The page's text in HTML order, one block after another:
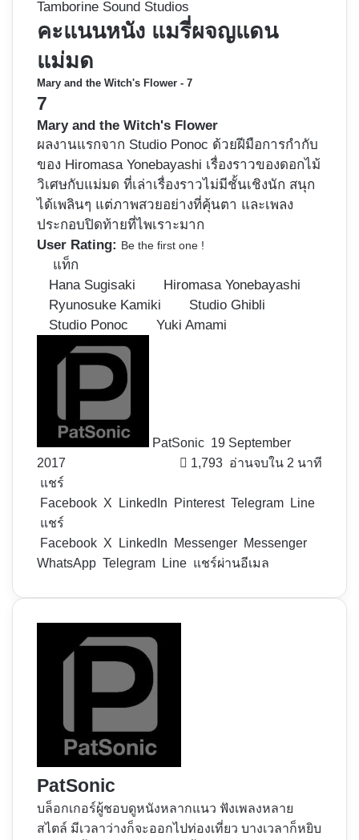
Tamborine Sound Studios
คะแนนหนัง แมรี่ผจญแดน
แม่มด
Mary and the Witch's Flower - 7
7
Mary and the Witch's Flower
ผลงานแรกจาก Studio Ponoc ด้วยฝีมือการกำกับ
ของ Hiromasa Yonebayashi เรื่องราวของดอกไม้
วิเศษกับแม่มด ที่เล่าเรื่องราวไม่มีชั้นเชิงนัก สนุก
ได้เพลินๆ แต่ภาพสวยอย่างที่คุ้นตา และเพลง
ประกอบปิดท้ายที่ไพเราะมาก
User Rating: Be the first one !
แท็ก
Hana Sugisaki
Hiromasa Yonebayashi
Ryunosuke Kamiki
Studio Ghibli
Studio Ponoc
Yuki Amami
PatSonic 19 September
2017
1,793 อ่านจบใน 2 นาที
แชร์
Facebook X LinkedIn Pinterest Telegram
Line
แชร์
Facebook X LinkedIn Messenger Messenger
WhatsApp Telegram Line แชร์ผ่านอีเมล
PatSonic
บล็อกเกอร์ผู้ชอบดูหนังหลากแนว ฟังเพลงหลาย
สไตล์ มีเวลาว่างก็จะออกไปท่องเที่ยว บางเวลาก็หยิบ